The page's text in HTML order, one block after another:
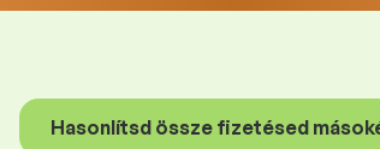
Hasonlítsd össze fizetésed